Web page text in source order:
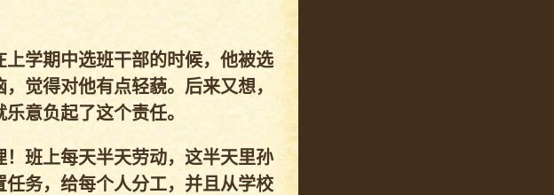
学期中选班干部的时候，他被选
觉得对他有点轻藐。后来又想，
意负起了这个责任。
班上每天半天劳动，这半天里孙
务，给每个人分工，并且从学校